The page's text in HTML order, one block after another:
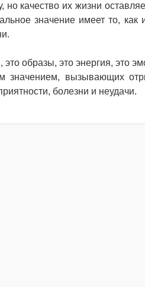
качество их жизни
значение имеет то, как
это образы, это энергия, это
значением, вызывающих
болезни и неудачи.